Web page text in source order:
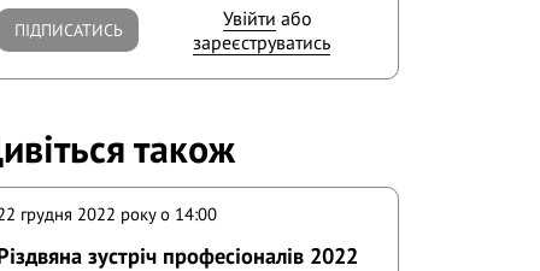
ПІДПИСАТИСЬ Увійти або
зареєструватись
також
грудня 2022 року o 14:00
зустріч професіоналів 2022